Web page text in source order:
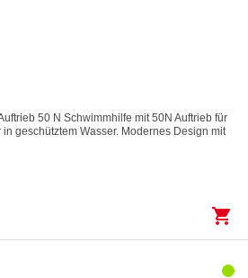
50 N Schwimmhilfe mit 50N Auftrieb für
geschütztem Wasser. Modernes Design mit
shopping_cart